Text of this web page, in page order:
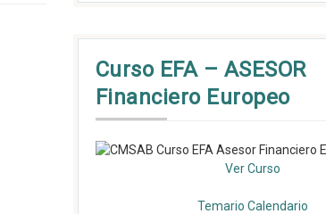
Curso EFA – ASESOR
Financiero Europeo
Ver Curso
Temario Calendario